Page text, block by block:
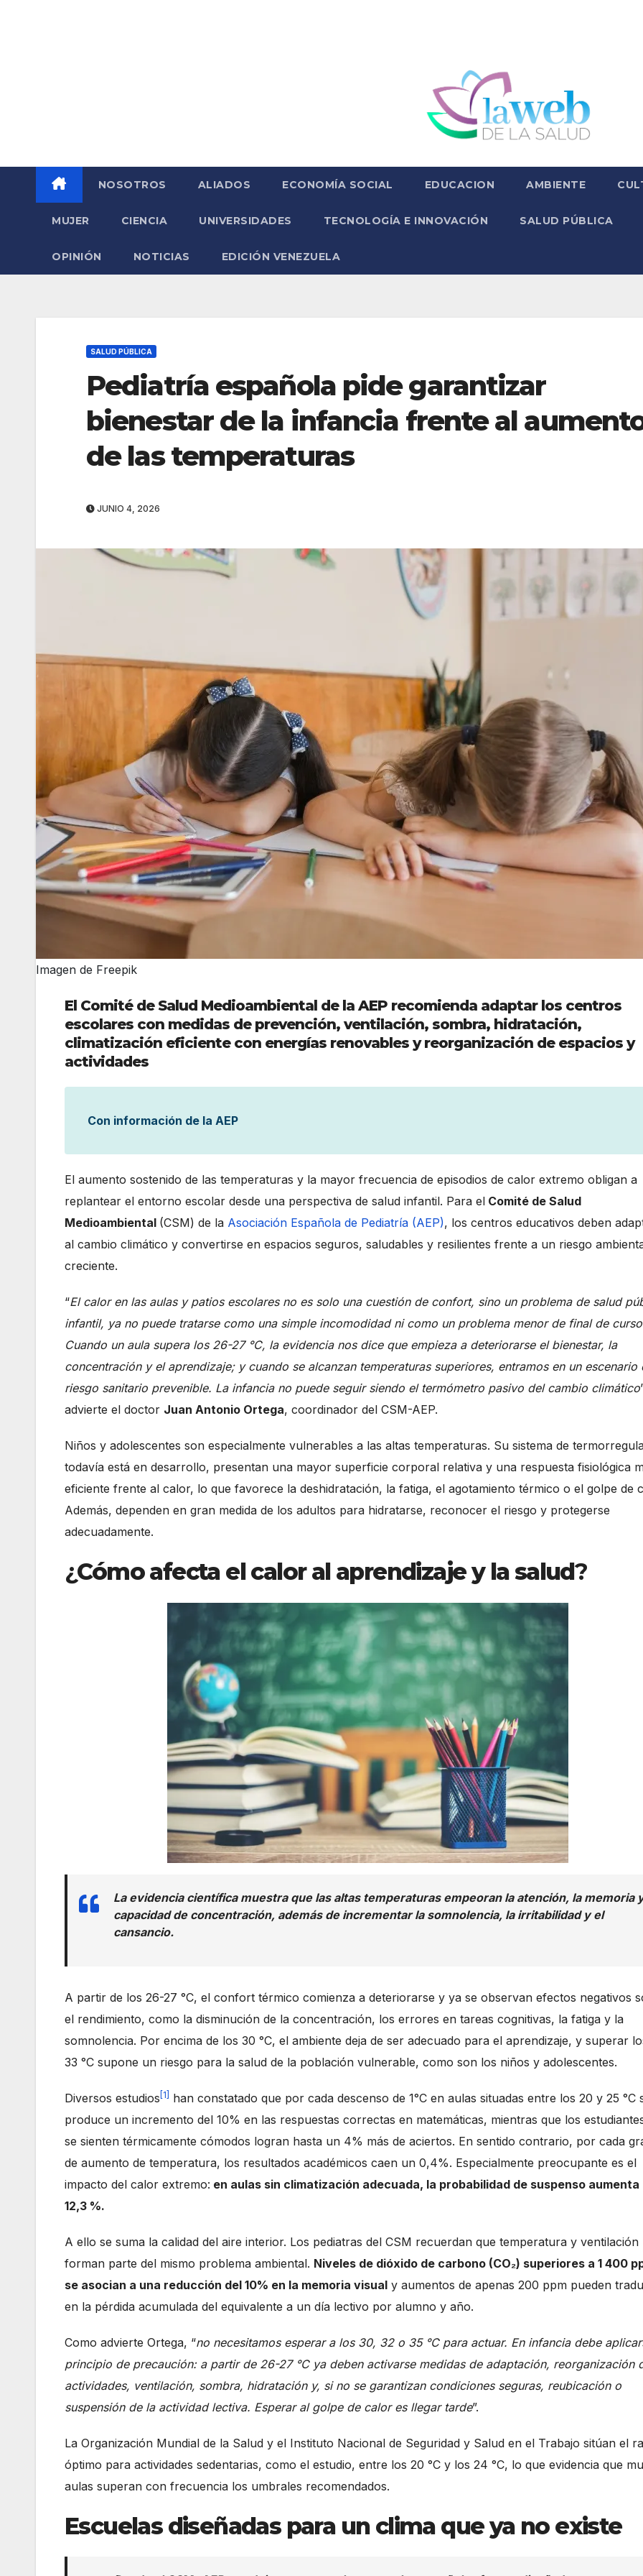
NOSOTROS ALIADOS ECONOMÍA SOCIAL EDUCACION AMBIENTE
MUJER CIENCIA UNIVERSIDADES TECNOLOGÍA E INNOVACIÓN SALUD PÚBLICA
OPINIÓN NOTICIAS EDICIÓN VENEZUELA
SALUD PÚBLICA
Pediatría española pide garantizar
bienestar de la infancia frente al
de las temperaturas
JUNIO 4, 2026
Imagen de Freepik
El Comité de Salud Medioambiental de la AEP recomienda adaptar los centros
escolares con medidas de prevención, ventilación, sombra, hidratación,
climatización eficiente con energías renovables y reorganización de espacios y
actividades
Con información de la AEP
El aumento sostenido de las temperaturas y la mayor frecuencia de episodios de calor extremo obligan a
replantear el entorno escolar desde una perspectiva de salud infantil. Para el Comité de Salud
Medioambiental (CSM) de la Asociación Española de Pediatría (AEP), los centros educativos deben
al cambio climático y convertirse en espacios seguros, saludables y resilientes frente a un riesgo
creciente.
“El calor en las aulas y patios escolares no es solo una cuestión de confort, sino un problema de salud
infantil, ya no puede tratarse como una simple incomodidad ni como un problema menor de final de
Cuando un aula supera los 26-27 °C, la evidencia nos dice que empieza a deteriorarse el bienestar, la
concentración y el aprendizaje; y cuando se alcanzan temperaturas superiores, entramos en un escenario
riesgo sanitario prevenible. La infancia no puede seguir siendo el termómetro pasivo del cambio climático
advierte el doctor Juan Antonio Ortega, coordinador del CSM-AEP.
Niños y adolescentes son especialmente vulnerables a las altas temperaturas. Su sistema de
todavía está en desarrollo, presentan una mayor superficie corporal relativa y una respuesta fisiológica
eficiente frente al calor, lo que favorece la deshidratación, la fatiga, el agotamiento térmico o el golpe de
Además, dependen en gran medida de los adultos para hidratarse, reconocer el riesgo y protegerse
adecuadamente.
¿Cómo afecta el calor al aprendizaje y la salud?
La evidencia científica muestra que las altas temperaturas empeoran la atención, la memoria
capacidad de concentración, además de incrementar la somnolencia, la irritabilidad y el
cansancio.
A partir de los 26-27 °C, el confort térmico comienza a deteriorarse y ya se observan efectos negativos
el rendimiento, como la disminución de la concentración, los errores en tareas cognitivas, la fatiga y la
somnolencia. Por encima de los 30 °C, el ambiente deja de ser adecuado para el aprendizaje, y superar
33 °C supone un riesgo para la salud de la población vulnerable, como son los niños y adolescentes.
Diversos estudios [1]
han constatado que por cada descenso de 1°C en aulas situadas entre los 20 y 25 °C
produce un incremento del 10% en las respuestas correctas en matemáticas, mientras que los
se sienten térmicamente cómodos logran hasta un 4% más de aciertos. En sentido contrario, por cada
de aumento de temperatura, los resultados académicos caen un 0,4%. Especialmente preocupante es el
impacto del calor extremo: en aulas sin climatización adecuada, la probabilidad de suspenso aumenta
12,3 %.
A ello se suma la calidad del aire interior. Los pediatras del CSM recuerdan que temperatura y ventilación
forman parte del mismo problema ambiental. Niveles de dióxido de carbono (CO₂) superiores a 1 400
se asocian a una reducción del 10% en la memoria visual y aumentos de apenas 200 ppm pueden
en la pérdida acumulada del equivalente a un día lectivo por alumno y año.
Como advierte Ortega, “no necesitamos esperar a los 30, 32 o 35 °C para actuar. En infancia debe
principio de precaución: a partir de 26-27 °C ya deben activarse medidas de adaptación, reorganización
actividades, ventilación, sombra, hidratación y, si no se garantizan condiciones seguras, reubicación o
suspensión de la actividad lectiva. Esperar al golpe de calor es llegar tarde”.
La Organización Mundial de la Salud y el Instituto Nacional de Seguridad y Salud en el Trabajo sitúan el
óptimo para actividades sedentarias, como el estudio, entre los 20 °C y los 24 °C, lo que evidencia que
aulas superan con frecuencia los umbrales recomendados.
Escuelas diseñadas para un clima que ya no existe